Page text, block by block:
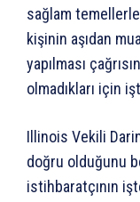
sağlam
kişinin aşıdan
yapılması
olmadıkları için
Illinois Vekili
doğru olduğunu
istihbaratçının